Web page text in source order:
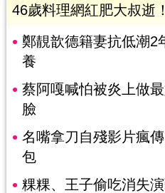
46歲料理網紅肥大叔逝
鄭靚歆德籍妻抗低潮
養
蔡阿嘎喊怕被炎上做
臉
名嘴拿刀自殘影片瘋
包
粿粿、王子偷吃消失